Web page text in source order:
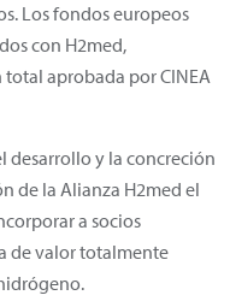
Los fondos europeos
con H2med,
aprobada por CINEA
desarrollo y la concreción
de la Alianza H2med el
a socios
de valor totalmente